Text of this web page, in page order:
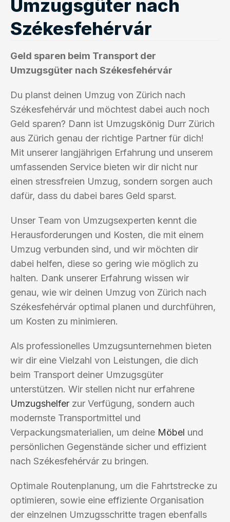
Umzugsgüter nach
Székesfehérvár
Geld sparen beim Transport der
Umzugsgüter nach Székesfehérvár
Du planst deinen Umzug von Zürich nach
Székesfehérvár und möchtest dabei auch noch
Geld sparen? Dann ist Umzugskönig Durr Zürich
aus Zürich genau der richtige Partner für dich!
Mit unserer langjährigen Erfahrung und unserem
umfassenden Service bieten wir dir nicht nur
einen stressfreien Umzug, sondern sorgen auch
dafür, dass du dabei bares Geld sparst.
Unser Team von Umzugsexperten kennt die
Herausforderungen und Kosten, die mit einem
Umzug verbunden sind, und wir möchten dir
dabei helfen, diese so gering wie möglich zu
halten. Dank unserer Erfahrung wissen wir
genau, wie wir deinen Umzug von Zürich nach
Székesfehérvár optimal planen und durchführen,
um Kosten zu minimieren.
Als professionelles Umzugsunternehmen bieten
wir dir eine Vielzahl von Leistungen, die dich
beim Transport deiner Umzugsgüter
unterstützen. Wir stellen nicht nur erfahrene
Umzugshelfer zur Verfügung, sondern auch
modernste Transportmittel und
Verpackungsmaterialien, um deine Möbel und
persönlichen Gegenstände sicher und effizient
nach Székesfehérvár zu bringen.
Optimale Routenplanung, um die Fahrtstrecke zu
optimieren, sowie eine effiziente Organisation
der einzelnen Umzugsschritte tragen ebenfalls